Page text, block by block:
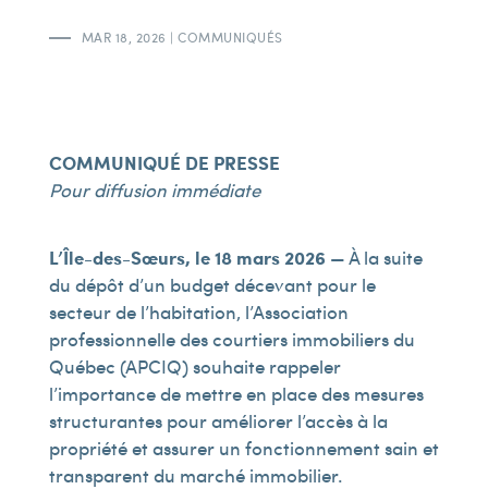
MAR 18, 2026 |COMMUNIQUÉS
COMMUNIQUÉ DE PRESSE
Pour diffusion immédiate
L’Île-des-Sœurs, le 18 mars 2026 — À la suite
du dépôt d’un budget décevant pour le
secteur de l’habitation, l’Association
professionnelle des courtiers immobiliers du
Québec (APCIQ) souhaite rappeler
l’importance de mettre en place des mesures
structurantes pour améliorer l’accès à la
propriété et assurer un fonctionnement sain et
transparent du marché immobilier.